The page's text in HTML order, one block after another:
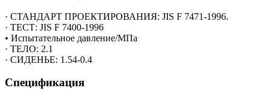
· СТАНДАРТ ПРОЕКТИРОВАНИЯ: JIS F 7471-1996.
· ТЕСТ: JIS F 7400-1996
• Испытательное давление/МПа
· ТЕЛО: 2.1
· СИДЕНЬЕ: 1.54-0.4
Спецификация